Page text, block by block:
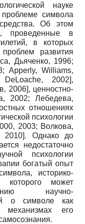
науке
символа
Об этом
проведенные в
в которых
развития
Дьяченко, 1996;
Apperly, Williams,
2002],
2006], ценностно­
2002; Лебедева,
отношениях
психологии
2003; Волкова,
2010]. Однако до
недостаточно
психологии
богатый опыт
историко-
которого может
научно-
о символе как
механизмах его